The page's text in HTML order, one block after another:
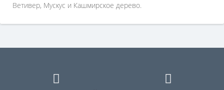
Ветивер, Мускус и Кашмирское дерево.